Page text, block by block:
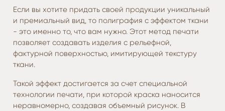
Если вы хотите придать своей продукции уникальный
и премиальный вид, то полиграфия с эффектом ткани
- это именно то, что вам нужно. Этот метод печати
позволяет создавать изделия с рельефной,
фактурной поверхностью, имитирующей текстуру
ткани.
Такой эффект достигается за счет специальной
технологии печати, при которой краска наносится
неравномерно, создавая объемный рисунок. В